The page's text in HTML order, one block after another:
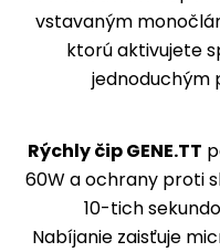
vstavaným
ktorú aktivujete
jednoduchým
Rýchly čip GENE.TT
60W a ochrany proti
10-tich
Nabíjanie zaisťuje